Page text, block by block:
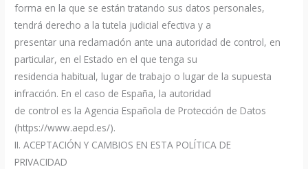
forma en la que se están tratando sus datos personales,
tendrá derecho a la tutela judicial efectiva y a
presentar una reclamación ante una autoridad de control, en
particular, en el Estado en el que tenga su
residencia habitual, lugar de trabajo o lugar de la supuesta
infracción. En el caso de España, la autoridad
de control es la Agencia Española de Protección de Datos
(https://www.aepd.es/).
II. ACEPTACIÓN Y CAMBIOS EN ESTA POLÍTICA DE
PRIVACIDAD